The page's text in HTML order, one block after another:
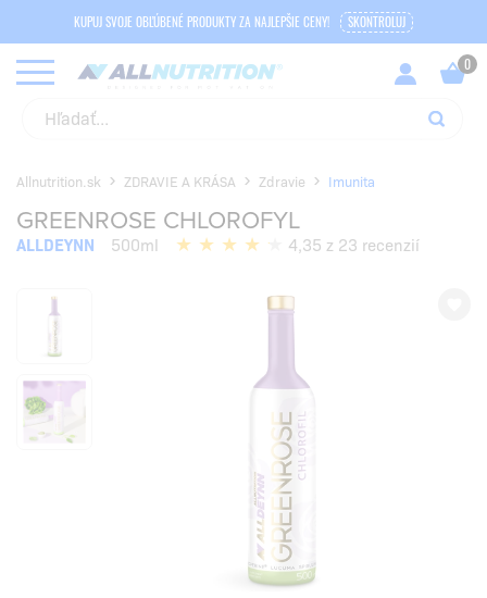
KUPUJ SVOJE OBĽÚBENÉ PRODUKTY ZA NAJLEPŠIE CENY! SKONTROLUJ
Allnutrition.sk ZDRAVIE A KRÁSA Zdravie Imunita
GREENROSE CHLOROFYL
ALLDEYNN 500ml 4,35 z 23 recenzií